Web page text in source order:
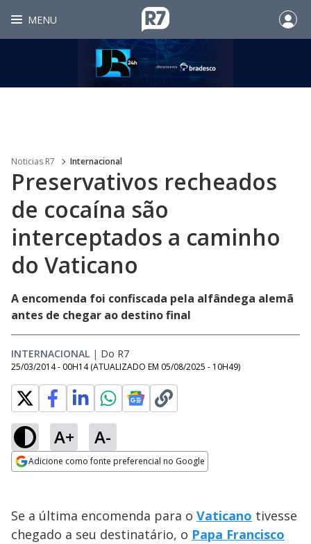
MENU
Noticias R7 Internacional
Preservativos recheados
de cocaína são
interceptados a caminho
do Vaticano
A encomenda foi confiscada pela alfândega alemã
antes de chegar ao destino final
INTERNACIONAL | Do R7
25/03/2014 - 00H14 (ATUALIZADO EM 05/08/2025 - 10H49)
A+ A-
Adicione como fonte preferencial no Google
Se a última encomenda para o Vaticano tivesse
chegado a seu destinatário, o Papa Francisco